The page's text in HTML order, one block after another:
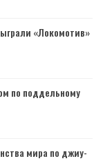
«Локомотив»
по поддельному
мира по джиу-